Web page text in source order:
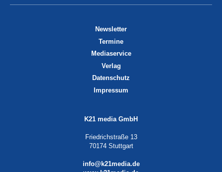
Newsletter
Termine
Mediaservice
Verlag
Datenschutz
Impressum
K21 media GmbH
Friedrichstraße 13
70174 Stuttgart
info@k21media.de